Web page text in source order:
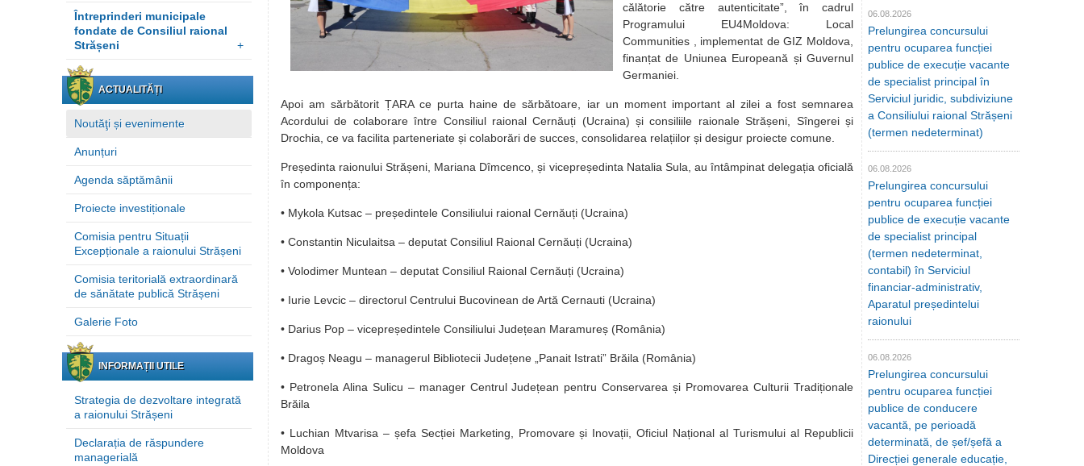
Întreprinderi municipale
fondate de Consiliul raional
Strășeni
+
ACTUALITĂȚI
Noutăţi și evenimente
Anunțuri
Agenda săptămânii
Proiecte investiționale
Comisia pentru Situații
Excepționale a raionului Strășeni
Comisia teritorială extraordinară
de sănătate publică Strășeni
Galerie Foto
INFORMAȚII UTILE
Strategia de dezvoltare integrată
a raionului Strășeni
Declarația de răspundere
managerială
călătorie către autenticitate”, în cadrul
Programului EU4Moldova: Local
Communities , implementat de GIZ Moldova,
finanțat de Uniunea Europeană și Guvernul
Germaniei.
Apoi am sărbătorit ȚARA ce purta haine de sărbătoare, iar un moment important al zilei a fost semnarea
Acordului de colaborare între Consiliul raional Cernăuți (Ucraina) și consiliile raionale Strășeni, Sîngerei și
Drochia, ce va facilita parteneriate și colaborări de succes, consolidarea relațiilor și desigur proiecte comune.
Președinta raionului Strășeni, Mariana Dîmcenco, și vicepreședinta Natalia Sula, au întâmpinat delegația oficială
în componența:
• Mykola Kutsac – președintele Consiliului raional Cernăuți (Ucraina)
• Constantin Niculaitsa – deputat Consiliul Raional Cernăuți (Ucraina)
• Volodimer Muntean – deputat Consiliul Raional Cernăuți (Ucraina)
• Iurie Levcic – directorul Centrului Bucovinean de Artă Cernauti (Ucraina)
• Darius Pop – vicepreședintele Consiliului Județean Maramureș (România)
• Dragoș Neagu – managerul Bibliotecii Județene „Panait Istrati” Brăila (România)
• Petronela Alina Sulicu – manager Centrul Județean pentru Conservarea și Promovarea Culturii Tradiționale
Brăila
• Luchian Mtvarisa – șefa Secției Marketing, Promovare și Inovații, Oficiul Național al Turismului al Republicii
Moldova
06.08.2026
Prelungirea concursului
pentru ocuparea funcției
publice de execuție vacante
de specialist principal în
Serviciul juridic, subdiviziune
a Consiliului raional Strășeni
(termen nedeterminat)
06.08.2026
Prelungirea concursului
pentru ocuparea funcției
publice de execuție vacante
de specialist principal
(termen nedeterminat,
contabil) în Serviciul
financiar-administrativ,
Aparatul președintelui
raionului
06.08.2026
Prelungirea concursului
pentru ocuparea funcției
publice de conducere
vacantă, pe perioadă
determinată, de șef/șefă a
Direcției generale educație,